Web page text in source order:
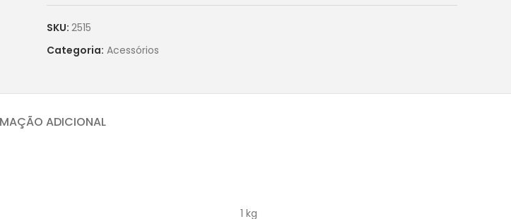
SKU: 2515
Categoria: Acessórios
ADICIONAL
1 kg